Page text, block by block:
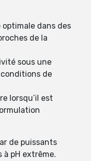
dans des
de la
sous une
de
lorsqu’il est
de puissants
pH extrême.